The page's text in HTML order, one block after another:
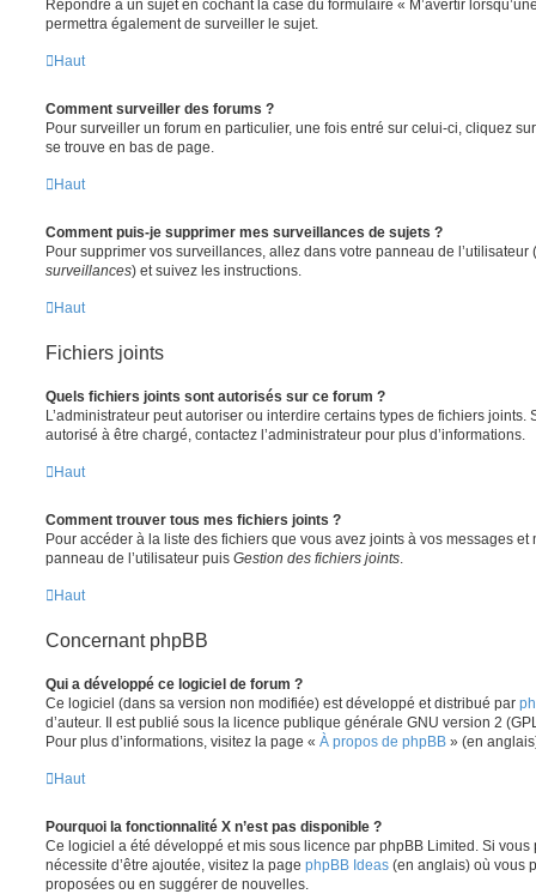
Répondre à un sujet en cochant la case du formulaire « M’avertir
permettra également de surveiller le sujet.
Haut
Comment surveiller des forums ?
Pour surveiller un forum en particulier, une fois entré sur celui-ci, cliquez
se trouve en bas de page.
Haut
Comment puis-je supprimer mes surveillances de sujets ?
Pour supprimer vos surveillances, allez dans votre panneau de l’utilisateur
surveillances) et suivez les instructions.
Haut
Fichiers joints
Quels fichiers joints sont autorisés sur ce forum ?
L’administrateur peut autoriser ou interdire certains types de fichiers joints.
autorisé à être chargé, contactez l’administrateur pour plus d’informations.
Haut
Comment trouver tous mes fichiers joints ?
Pour accéder à la liste des fichiers que vous avez joints à vos messages
panneau de l’utilisateur puis Gestion des fichiers joints
Haut
Concernant phpBB
Qui a développé ce logiciel de forum ?
Ce logiciel (dans sa version non modifiée) est développé et distribué par
d’auteur. Il est publié sous la licence publique générale GNU version 2
Pour plus d’informations, visitez la page « À propos de phpBB » (en
Haut
Pourquoi la fonctionnalité X n’est pas disponible ?
Ce logiciel a été développé et mis sous licence par phpBB Limited. Si vous
nécessite d’être ajoutée, visitez la page phpBB Ideas (en anglais) où vous
proposées ou en suggérer de nouvelles.